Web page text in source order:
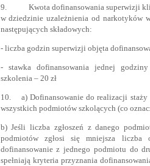
9. Kwota dofinansowania superwizji
w dziedzinie uzależnienia od narkotyków
następujących składowych:
- liczba godzin superwizji objęta
- stawka dofinansowania jednej
szkolenia – 20 zł
10. a) Dofinansowanie do realizacji staży
wszystkich podmiotów szkolących (co
b) Jeśli liczba zgłoszeń z danego
podmiotów zgłosi się mniejsza liczba
dofinansowanie z jednego podmiotu do
spełniają kryteria przyznania